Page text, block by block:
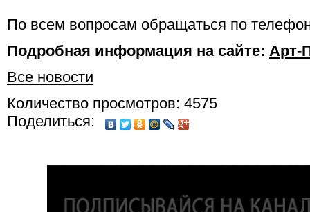
По всем вопросам обращаться по
Подробная информация на сайте: Арт-
Все новости
Количество просмотров: 4575
Поделиться: